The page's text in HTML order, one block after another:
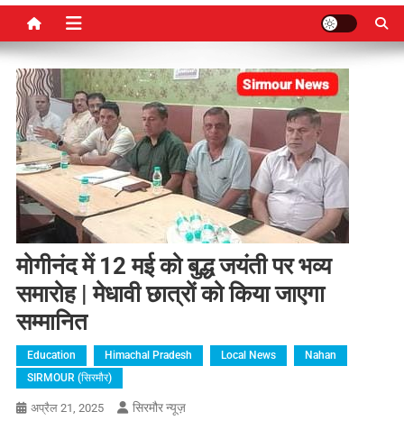
मोगीनंद में 12 मई को बुद्ध जयंती पर भव्य
समारोह | मेधावी छात्रों को किया जाएगा
सम्मानित
Education Himachal Pradesh Local News
Nahan
SIRMOUR (सिरमौर)
अप्रैल 21, 2025 सिरमौर न्यूज़